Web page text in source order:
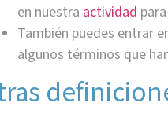
en nuestra actividad
También puedes entrar
algunos términos que